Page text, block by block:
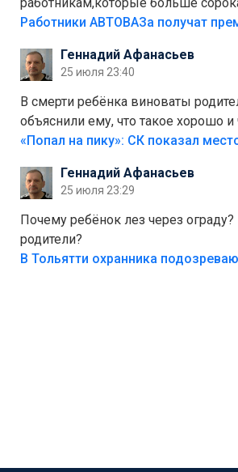
на предприятии.
Работники АВТОВАЗа получат
Геннадий Афанасьев
25 июля 23:40
В смерти ребёнка виноваты
объяснили ему, что такое хорошо и
Лезть через такой забор,верх
свою судьбу.Геннадий Афанасьев
25 июля 23:29
Почему ребёнок лез через
родители?